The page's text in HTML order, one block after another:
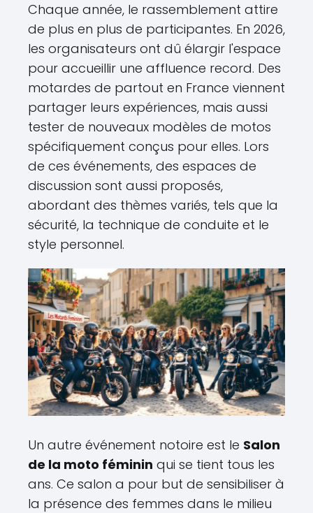
Chaque année, le rassemblement attire
de plus en plus de participantes. En 2026,
les organisateurs ont dû élargir l'espace
pour accueillir une affluence record. Des
motardes de partout en France viennent
partager leurs expériences, mais aussi
tester de nouveaux modèles de motos
spécifiquement conçus pour elles. Lors
de ces événements, des espaces de
discussion sont aussi proposés,
abordant des thèmes variés, tels que la
sécurité, la technique de conduite et le
style personnel.
Un autre événement notoire est le Salon
de la moto féminin qui se tient tous les
ans. Ce salon a pour but de sensibiliser à
la présence des femmes dans le milieu